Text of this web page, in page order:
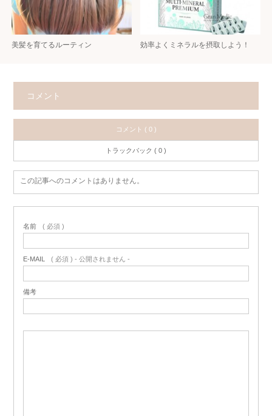
美髪を育てるルーティン 効率よくミネラルを摂取しよう！
コメント
コメント ( 0 )
トラックバック ( 0 )
この記事へのコメントはありません。
名前 ( 必須 )
E-MAIL ( 必須 ) - 公開されません -
備考